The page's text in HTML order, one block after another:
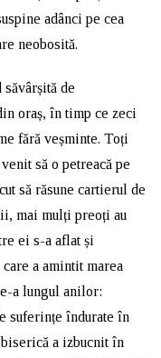
adânci pe cea
neobosită.
de
oraș, în timp ce zeci
fără veșminte. Toți
să o petreacă pe
să răsune cartierul de
mai mulți preoți au
ei s-a aflat și
a amintit marea
a lungul anilor:
suferințe îndurate în
a izbucnit în